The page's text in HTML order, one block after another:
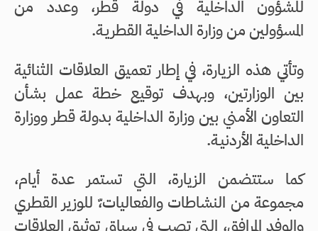
للشؤون الداخلية في دولة قطر، وعدد من
المسؤولين من وزارة الداخلية القطريـة.
وتأتي هذه الزيارة، في إطار تعميق العلاقات الثنائية
بين الوزارتين، وبهدف توقيع خطة عمل بشأن
التعاون الأمني بين وزارة الداخلية بدولة قطر ووزارة
الداخلية الأردنيـة.
كما ستتضمن الزيارة، التي تستمر عدة أيام،
مجموعة من النشاطات والفعاليات،ّ للوزير القطري
والوفد المرافق، التي تصب في سياق توثيق العلاقات